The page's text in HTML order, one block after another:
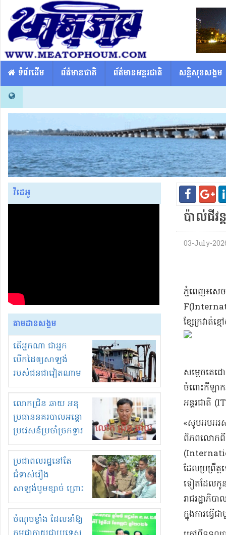
​​ ទំព័រដើម ព័ត៌មានជាតិ ព័ត៌មានអន្តរជាតិ សន្តិសុខសង្គម
វីដេអូ
តាមដានសង្គម
តើអ្នកណា ជាអ្នក
បើកដៃឲ្យសាឡង់
របស់ជនជាវៀតណាម
ចូល មកខុស
ច្បាប់លួចបូមខ្សាច់នៅ
ក្នុងប្រទេសកម្ពុជា
លោកជ្រិន ឆាយ អនុ
ប្រធាននគរបាលអន្តោ
ប្រវេសន៍ប្រចាំច្រកទ្វារ
ព្រំដែនភ្នំឌិន និងឈ្មួញ
មួយចំនួនទៀត
កំពង់តែគុបគិតគ្នា
ធ្វើសកម្មភាពរកស៊ីនិង
ស្តុកទំនិញគេចពន្ធ?
ប្រជាពលរដ្ឋនៅតែ
ជំទាស់រឿង
សាឡង់បូមខ្សាច់ ព្រោះ
ខ្លាចបាក់ច្រាំងទៀត!
ចំណុចខ្លាំង ដែលនាំឱ្យ
ប៉ាល់​ជីវ
03-July-
ភ្នំពេញ​៖​សេ
ខ្សែក្រវាត់​
សម្តេច​តេ​ជ
ចំពោះ​កីឡាក
អន្តរជាតិ
«​សូម​អបអរស
ពិភពលោក​ពី​
ដែល​ប្រព្រឹ
ទៀត​ដែល​កូ
រាជរដ្ឋាភិ
ក្នុង​ការធ្វ